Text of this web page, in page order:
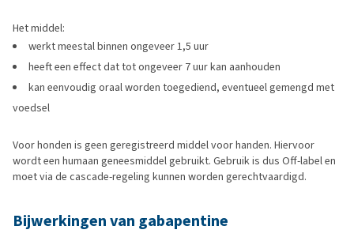
Het middel:
werkt meestal binnen ongeveer 1,5 uur
heeft een effect dat tot ongeveer 7 uur kan aanhouden
kan eenvoudig oraal worden toegediend, eventueel gemengd met
voedsel
Voor honden is geen geregistreerd middel voor handen. Hiervoor
wordt een humaan geneesmiddel gebruikt. Gebruik is dus Off-label en
moet via de cascade-regeling kunnen worden gerechtvaardigd.
Bijwerkingen van gabapentine